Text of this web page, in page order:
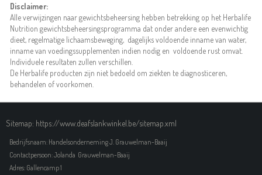
Disclaimer:
Alle verwijzingen naar gewichtsbeheersing hebben betrekking op het Herbalife
Nutrition gewichtsbeheersingsprogramma dat onder andere een evenwichtig
dieet, regelmatige lichaamsbeweging, dagelijks voldoende inname van water,
inname van voedingssupplementen indien nodig en voldoende rust omvat.
Individuele resultaten zullen verschillen.
De Herbalife producten zijn niet bedoeld om ziekten te diagnosticeren,
behandelen of voorkomen.
Sitemap: https://www.deafslankwinkel.be/sitemap.xml
Bedrijfsnaam: Handelsonderneming J. Grauwelman-Baaij
Contactpersoon: Jolanda Grauwelman-Baaij
Adres: Gallencamp 1